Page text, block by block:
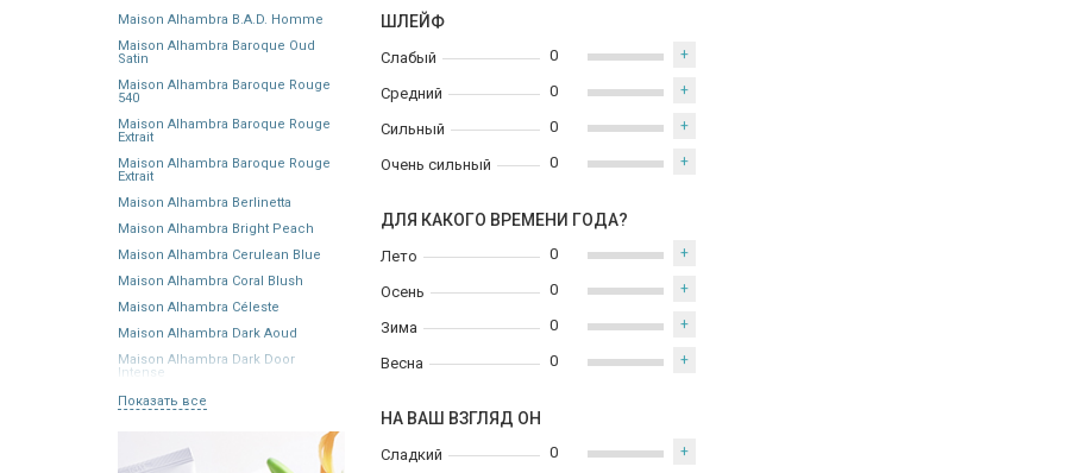
Maison Alhambra B.A.D. Homme
Maison Alhambra Baroque Oud
Satin
Maison Alhambra Baroque Rouge
540
Maison Alhambra Baroque Rouge
Extrait
Maison Alhambra Baroque Rouge
Extrait
Maison Alhambra Berlinetta
Maison Alhambra Bright Peach
Maison Alhambra Cerulean Blue
Maison Alhambra Coral Blush
Maison Alhambra Céleste
Maison Alhambra Dark Aoud
Maison Alhambra Dark Door
Intense
Показать все
ШЛЕЙФ
Слабый
Средний
Сильный
Очень сильный
0 +
0 +
0 +
0 +
ДЛЯ КАКОГО ВРЕМЕНИ ГОДА?
Лето
Осень
Зима
Весна
0 +
0 +
0 +
0 +
НА ВАШ ВЗГЛЯД ОН
Сладкий
0 +